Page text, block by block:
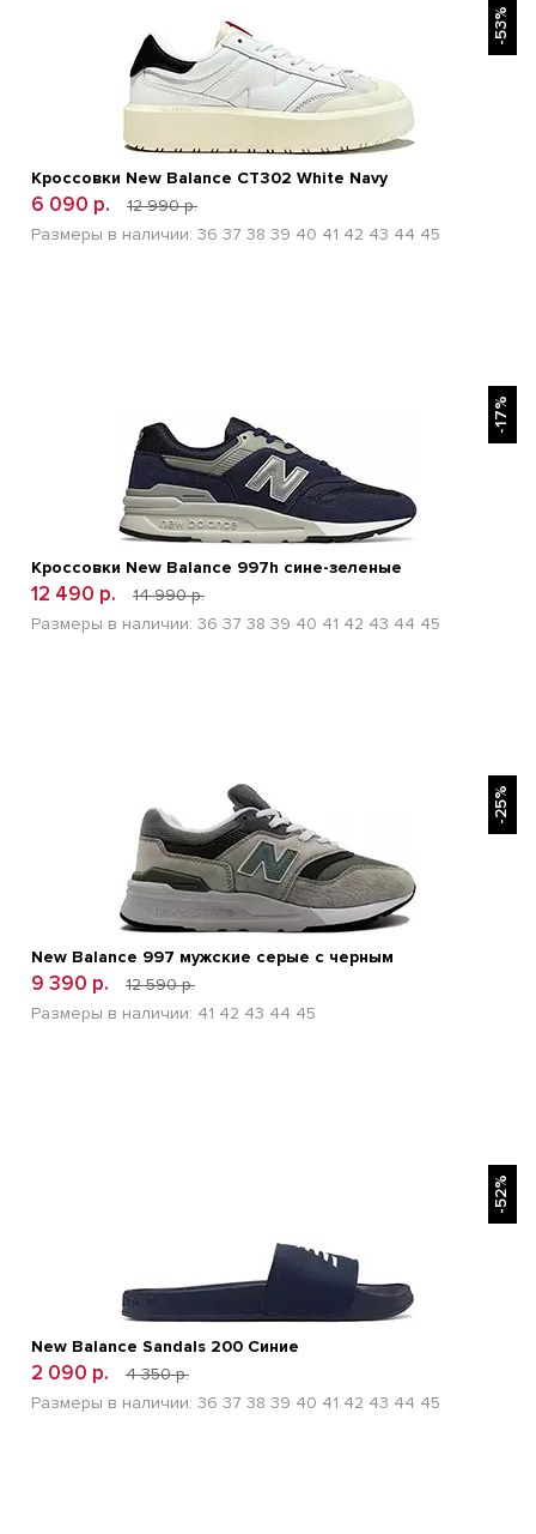
-53%
Кроссовки New Balance CT302 White Navy
6 090 р.
12 990 р.
Размеры в наличии: 36 37 38 39 40 41 42 43 44 45
-17%
Кроссовки New Balance 997h сине-зеленые
12 490 р.
14 990 р.
Размеры в наличии: 36 37 38 39 40 41 42 43 44 45
-25%
New Balance 997 мужские серые с черным
9 390 р.
12 590 р.
Размеры в наличии: 41 42 43 44 45
-52%
New Balance Sandals 200 Синие
2 090 р.
4 350 р.
Размеры в наличии: 36 37 38 39 40 41 42 43 44 45